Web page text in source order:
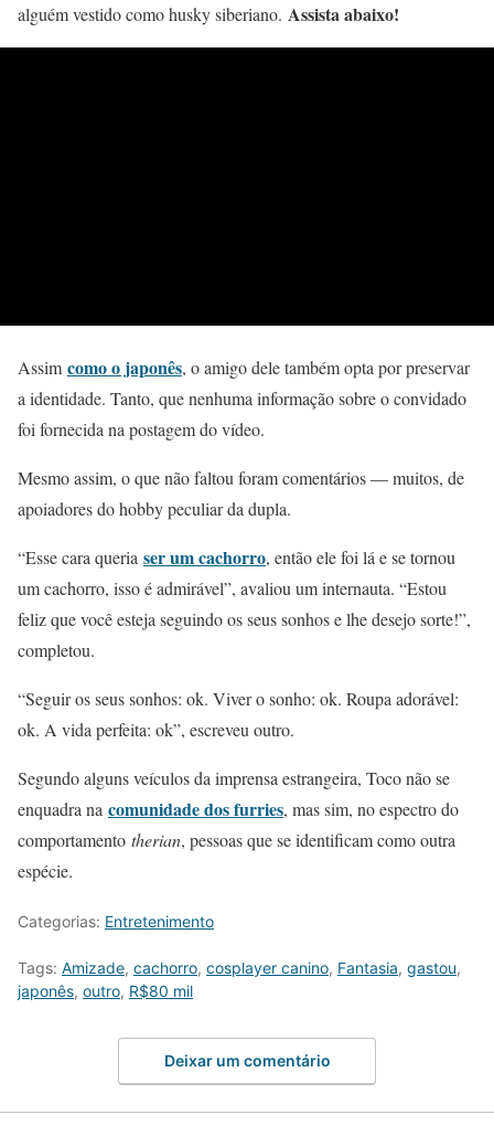
alguém vestido como husky siberiano. Assista abaixo!
Assim como o japonês, o amigo dele também opta por preservar
a identidade. Tanto, que nenhuma informação sobre o convidado
foi fornecida na postagem do vídeo.
Mesmo assim, o que não faltou foram comentários — muitos, de
apoiadores do hobby peculiar da dupla.
“Esse cara queria ser um cachorro, então ele foi lá e se tornou
um cachorro, isso é admirável”, avaliou um internauta. “Estou
feliz que você esteja seguindo os seus sonhos e lhe desejo sorte!”,
completou.
“Seguir os seus sonhos: ok. Viver o sonho: ok. Roupa adorável:
ok. A vida perfeita: ok”, escreveu outro.
Segundo alguns veículos da imprensa estrangeira, Toco não se
enquadra na comunidade dos furries, mas sim, no espectro do
comportamento therian, pessoas que se identificam como outra
espécie.
Categorias: Entretenimento
Tags: Amizade, cachorro, cosplayer canino, Fantasia, gastou,
japonês, outro, R$80 mil
Deixar um comentário